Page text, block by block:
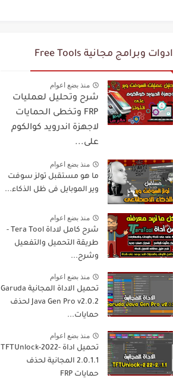
ادوات وبرامج مجانية Free Tools
منذ بضع اعوام
شرح وتحليل لعمليات
FRP وتخطى الحمايات
لاجهزة اندرويد كوالكوم
على...
منذ بضع اعوام
ما هو مستقبل تولز سوفت
وير الموبايل فى ظل الذكاء...
منذ بضع اعوام
شرح كامل لاداة Tera Tool -
طريقة التحميل والتفعيل
وشرح...
منذ بضع اعوام
تحميل الاداة المجانية Garuda
Java Gen Pro v2.0.2 لحذف
حمايات...
منذ بضع اعوام
تحميل اداة TFTUnlock-2022-
2.0.1.1 المجانية لحذف
حمايات FRP